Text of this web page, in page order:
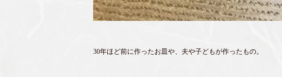
30年ほど前に作ったお皿や、夫や子どもが作ったもの。